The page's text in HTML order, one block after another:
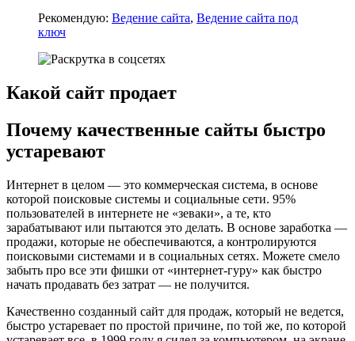
Рекомендую: Ведение сайта, Ведение сайта под
ключ
Какой сайт продает
Почему качественные сайты быстро
устаревают
Интернет в целом — это коммерческая система, в основе
которой поисковые системы и социальные сети. 95%
пользователей в интернете не «зеваки», а те, кто
зарабатывают или пытаются это делать. В основе заработка —
продажи, которые не обеспечиваются, а контролируются
поисковыми системами и в социальных сетях. Можете смело
забыть про все эти фишки от «интернет-гуру» как быстро
начать продавать без затрат — не получится.
Качественно созданный сайт для продаж, который не ведется,
быстро устаревает по простой причине, по той же, по которой